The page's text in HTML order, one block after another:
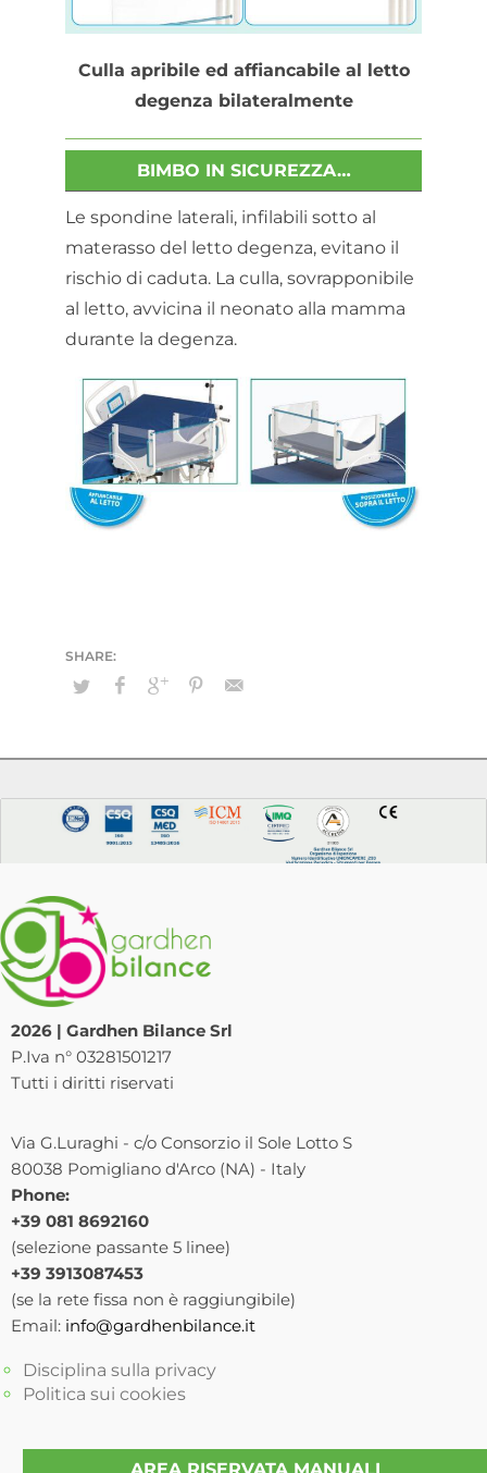
Culla apribile ed affiancabile al letto
degenza bilateralmente
BIMBO IN SICUREZZA…
Le spondine laterali, infilabili sotto al
materasso del letto degenza, evitano il
rischio di caduta. La culla, sovrapponibile
al letto, avvicina il neonato alla mamma
durante la degenza.
2026 | Gardhen Bilance Srl
P.Iva n° 03281501217
Tutti i diritti riservati
Via G.Luraghi - c/o Consorzio il Sole Lotto S
80038 Pomigliano d'Arco (NA) - Italy
Phone:
+39 081 8692160
(selezione passante 5 linee)
+39 3913087453
(se la rete fissa non è raggiungibile)
Email: info@gardhenbilance.it
Disciplina sulla privacy
Politica sui cookies